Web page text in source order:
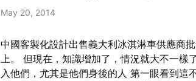
May 20, 2014
中國客製化設計出售義大利冰淇淋車供應商
上。 但現在，知識增加了，情況就大不一樣
入他們，尤其是他們身後的人 第一眼看到這